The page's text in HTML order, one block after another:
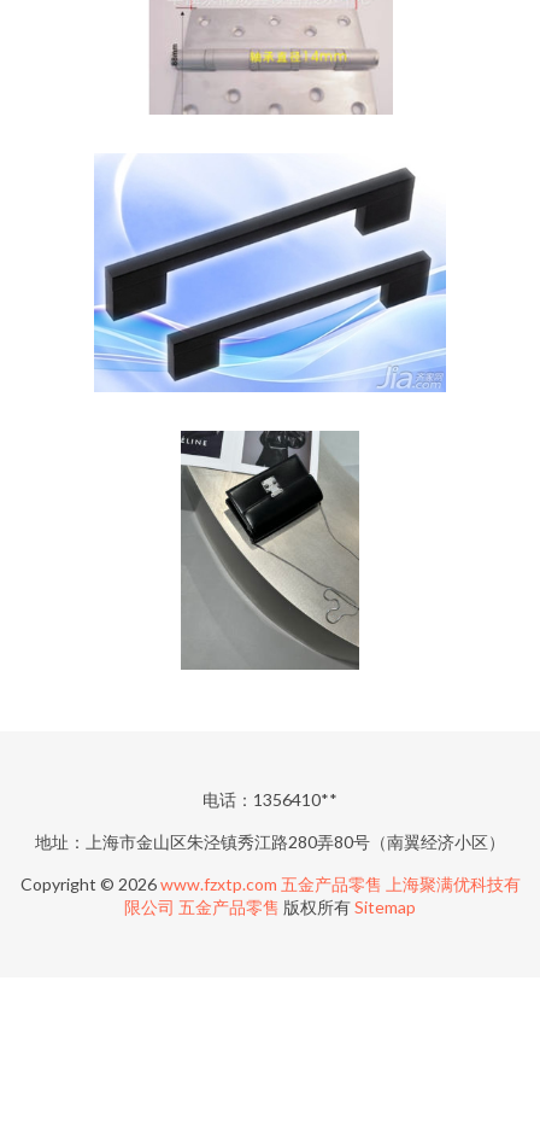
电话：1356410**
地址：上海市金山区朱泾镇秀江路280弄80号（南翼经济小区）
Copyright © 2026www.fzxtp.com 五金产品零售
上海聚满优科技有
限公司 五金产品零售 版权所有Sitemap